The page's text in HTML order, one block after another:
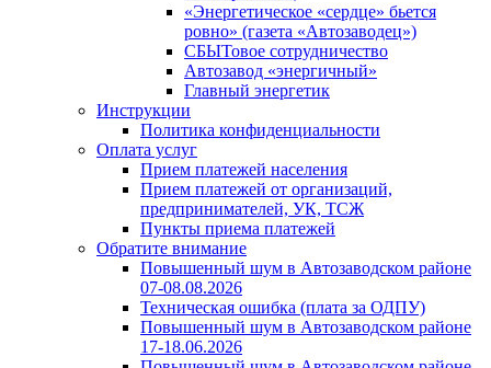
«Энергетическое «сердце» бьется
ровно» (газета «Автозаводец»)
СБЫТовое сотрудничество
Автозавод «энергичный»
Главный энергетик
Инструкции
Политика конфиденциальности
Оплата услуг
Прием платежей населения
Прием платежей от организаций,
предпринимателей, УК, ТСЖ
Пункты приема платежей
Обратите внимание
Повышенный шум в Автозаводском районе
07-08.08.2026
Техническая ошибка (плата за ОДПУ)
Повышенный шум в Автозаводском районе
17-18.06.2026